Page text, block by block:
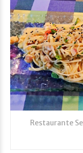
Restaurante